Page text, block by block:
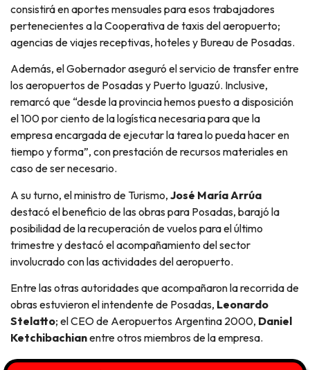
consistirá en aportes mensuales para esos trabajadores
pertenecientes a la Cooperativa de taxis del aeropuerto;
agencias de viajes receptivas, hoteles y Bureau de Posadas.
Además, el Gobernador aseguró el servicio de transfer entre
los aeropuertos de Posadas y Puerto Iguazú. Inclusive,
remarcó que “desde la provincia hemos puesto a disposición
el 100 por ciento de la logística necesaria para que la
empresa encargada de ejecutar la tarea lo pueda hacer en
tiempo y forma”, con prestación de recursos materiales en
caso de ser necesario.
A su turno, el ministro de Turismo, José María Arrúa
destacó el beneficio de las obras para Posadas, barajó la
posibilidad de la recuperación de vuelos para el último
trimestre y destacó el acompañamiento del sector
involucrado con las actividades del aeropuerto.
Entre las otras autoridades que acompañaron la recorrida de
obras estuvieron el intendente de Posadas, Leonardo
Stelatto; el CEO de Aeropuertos Argentina 2000, Daniel
Ketchibachianentre otros miembros de la empresa.